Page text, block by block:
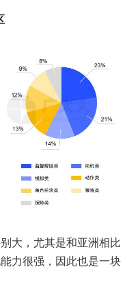
大，尤其是和亚洲相比
力很强，因此也是一块